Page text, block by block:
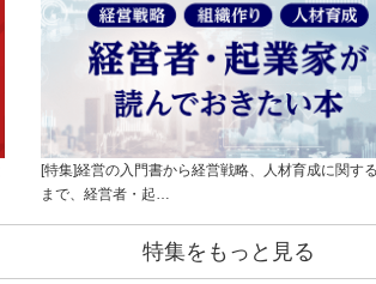
[特集]経営の入門書から経営戦略、人材育成に関す
まで、経営者・起…
特集をもっと見る